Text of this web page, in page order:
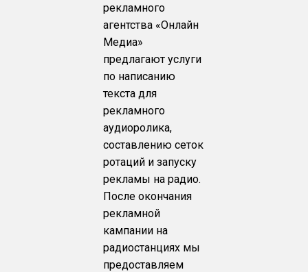
рекламного
агентства «Онлайн
Медиа»
предлагают услуги
по написанию
текста для
рекламного
аудиоролика,
составлению сеток
ротаций и запуску
рекламы на радио.
После окончания
рекламной
кампании на
радиостанциях мы
предоставляем